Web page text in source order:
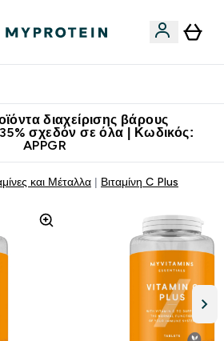
διαχείρισης βάρους
σχεδόν σε όλα | Κωδικός:
APPGR
και Μέταλλα Βιταμίνη C Plus